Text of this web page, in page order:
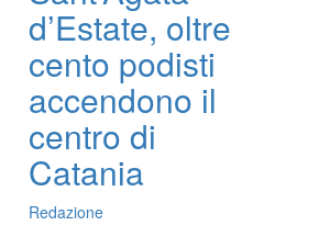
d’Estate, oltre
cento podisti
accendono il
centro di
Catania
Redazione